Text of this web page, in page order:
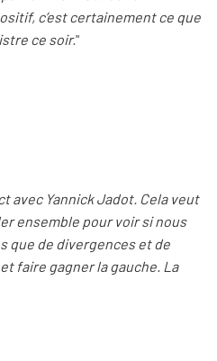
c’est certainement ce que
ce soir."
avec Yannick Jadot. Cela veut
ensemble pour voir si nous
que de divergences et de
faire gagner la gauche. La